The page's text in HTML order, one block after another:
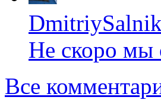
Не скоро мы
Все